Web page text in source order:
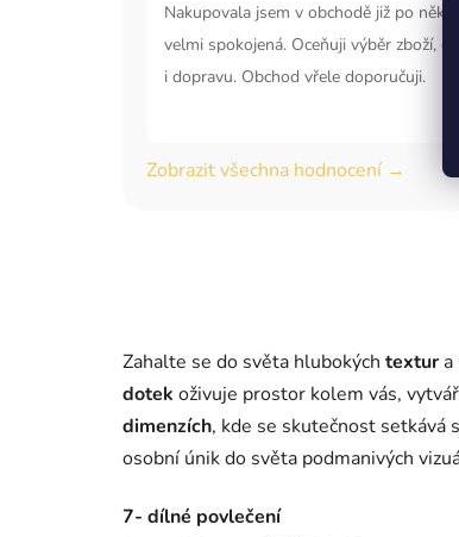
Nakupovala jsem v obchodě již po
velmi spokojená. Oceňuji výběr zboží,
i dopravu. Obchod vřele doporučuji.
Zobrazit všechna hodnocení →
Zahalte se do světa hlubokých textur
dotek oživuje prostor kolem vás,
dimenzích, kde se skutečnost setkává s
osobní únik do světa podmanivých
7- dílné povlečení